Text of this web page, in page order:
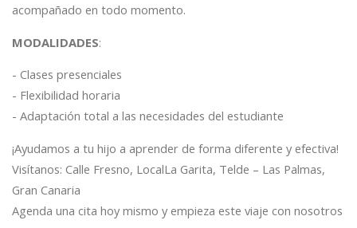
acompañado en todo momento.
MODALIDADES:
- Clases presenciales
- Flexibilidad horaria
- Adaptación total a las necesidades del estudiante
¡Ayudamos a tu hijo a aprender de forma diferente y efectiva!
Visítanos: Calle Fresno, LocalLa Garita, Telde – Las Palmas,
Gran Canaria
Agenda una cita hoy mismo y empieza este viaje con nosotros